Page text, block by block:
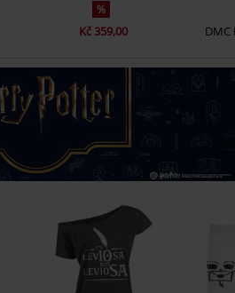
%
Kč 359,00 DMC